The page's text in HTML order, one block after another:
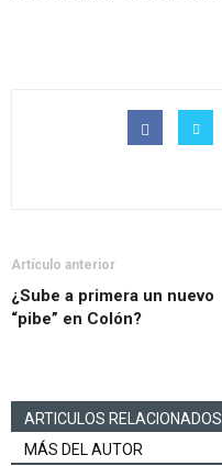
Artículo anterior
¿Sube a primera un nuevo
“pibe” en Colón?
ARTICULOS RELACIONADOS
MÁS DEL AUTOR